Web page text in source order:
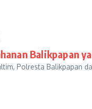
Balikpapan
Polresta Balikpapan